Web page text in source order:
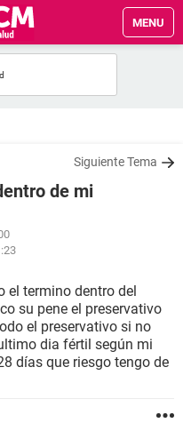
MENU
Siguiente Tema
de mi
el termino dentro del
su pene el preservativo
el preservativo si no
dia fértil según mi
días que riesgo tengo de